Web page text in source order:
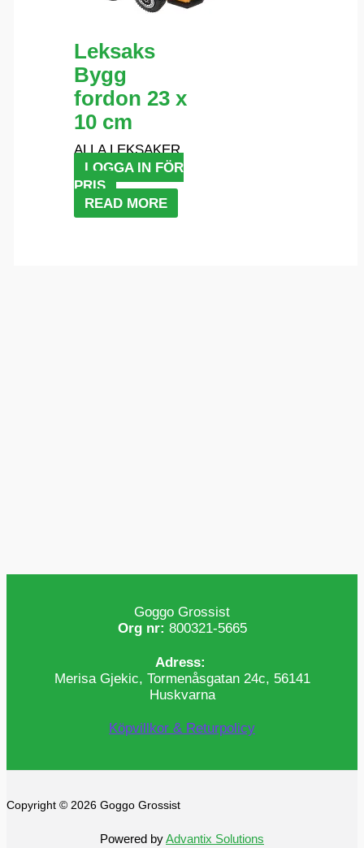
Leksaks
Bygg
fordon 23 x
10 cm
ALLA LEKSAKER
LOGGA IN FÖR
PRIS
READ MORE
Goggo Grossist
Org nr: 800321-5665
Adress:
Merisa Gjekic, Tormenåsgatan 24c, 56141
Huskvarna
Köpvillkor & Returpolicy
Copyright © 2026 Goggo Grossist
Powered byAdvantix Solutions